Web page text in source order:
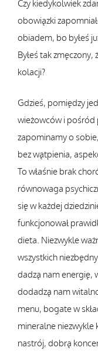
Czy kiedykolwiek
obowiązki
obiadem, bo byłeś
Byłeś tak zmęczony,
kolacji?
Gdzieś, pomiędzy
wieżowców i pośród
zapominamy o
bez wątpienia,
To właśnie brak
równowaga
się w każdej
funkcjonował
dieta. Niezwykle
wszystkich
dadzą nam energię,
dodadzą nam
menu, bogate w
mineralne niezwykle
nastrój, dobrą